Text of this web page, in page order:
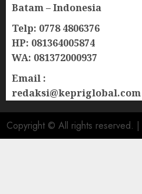
Batam – Indonesia
Telp: 0778 4806376
HP: 081364005874
WA: 081372000937
Email :
redaksi@kepriglobal.com
Copyright © All rights reserved. |